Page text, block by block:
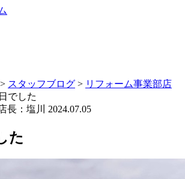
> スタッフブログ > リフォーム事業部店
でした
長：塩川 2024.07.05
た